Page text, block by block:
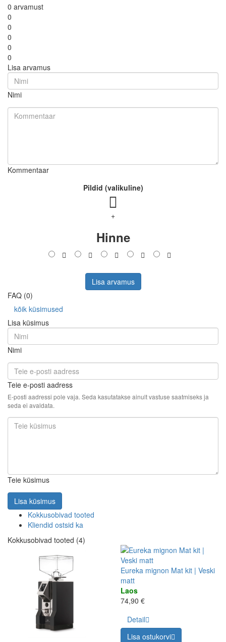
0 arvamust
0
0
0
0
0
Lisa arvamus
Nimi
Kommentaar
Pildid (valikuline)
+
Hinne
Lisa arvamus
FAQ (0)
kõik küsimused
Lisa küsimus
Nimi
Teie e-posti aadress
E-posti aadressi pole vaja. Seda kasutatakse ainult vastuse saatmiseks ja
seda ei avaldata.
Teie küsimus
Lisa küsimus
Kokkusobivad tooted
Kliendid ostsid ka
Kokkusobivad tooted (4)
Eureka mignon Mat kit | Veski
matt
Laos
74,90 €
Detail
Lisa ostukorvi